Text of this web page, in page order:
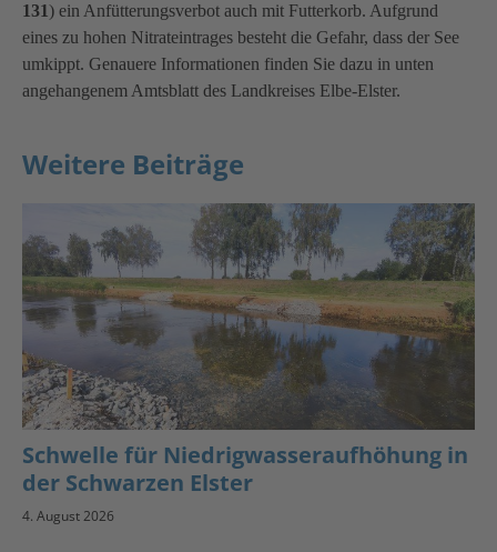
131) ein Anfütterungsverbot auch mit Futterkorb. Aufgrund
eines zu hohen Nitrateintrages besteht die Gefahr, dass der See
umkippt. Genauere Informationen finden Sie dazu in unten
angehangenem Amtsblatt des Landkreises Elbe-Elster.
Weitere Beiträge
Schwelle für Niedrigwasseraufhöhung in
der Schwarzen Elster
4. August 2026